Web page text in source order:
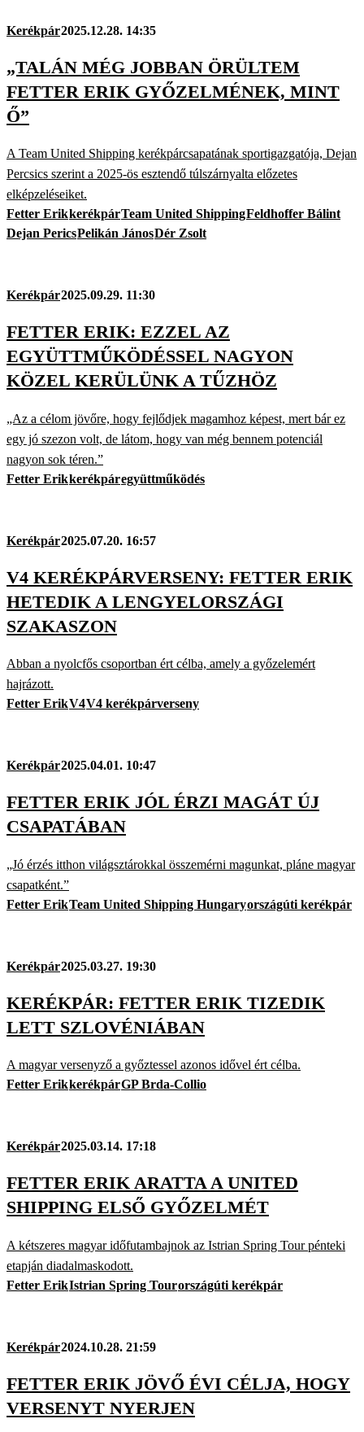
Kerékpár2025.12.28. 14:35
„TALÁN MÉG JOBBAN ÖRÜLTEM
FETTER ERIK GYŐZELMÉNEK, MINT
Ő”
A Team United Shipping kerékpárcsapatának sportigazgatója, Dejan
Percsics szerint a 2025-ös esztendő túlszárnyalta előzetes
elképzeléseiket.
Fetter ErikkerékpárTeam United ShippingFeldhoffer Bálint
Dejan PericsPelikán JánosDér Zsolt
Kerékpár2025.09.29. 11:30
FETTER ERIK: EZZEL AZ
EGYÜTTMŰKÖDÉSSEL NAGYON
KÖZEL KERÜLÜNK A TŰZHÖZ
„Az a célom jövőre, hogy fejlődjek magamhoz képest, mert bár ez
egy jó szezon volt, de látom, hogy van még bennem potenciál
nagyon sok téren.”
Fetter Erikkerékpáregyüttműködés
Kerékpár2025.07.20. 16:57
V4 KERÉKPÁRVERSENY: FETTER ERIK
HETEDIK A LENGYELORSZÁGI
SZAKASZON
Abban a nyolcfős csoportban ért célba, amely a győzelemért
hajrázott.
Fetter ErikV4V4 kerékpárverseny
Kerékpár2025.04.01. 10:47
FETTER ERIK JÓL ÉRZI MAGÁT ÚJ
CSAPATÁBAN
„Jó érzés itthon világsztárokkal összemérni magunkat, pláne magyar
csapatként.”
Fetter ErikTeam United Shipping Hungaryországúti kerékpár
Kerékpár2025.03.27. 19:30
KERÉKPÁR: FETTER ERIK TIZEDIK
LETT SZLOVÉNIÁBAN
A magyar versenyző a győztessel azonos idővel ért célba.
Fetter ErikkerékpárGP Brda-Collio
Kerékpár2025.03.14. 17:18
FETTER ERIK ARATTA A UNITED
SHIPPING ELSŐ GYŐZELMÉT
A kétszeres magyar időfutambajnok az Istrian Spring Tour pénteki
etapján diadalmaskodott.
Fetter ErikIstrian Spring Tourországúti kerékpár
Kerékpár2024.10.28. 21:59
FETTER ERIK JÖVŐ ÉVI CÉLJA, HOGY
VERSENYT NYERJEN